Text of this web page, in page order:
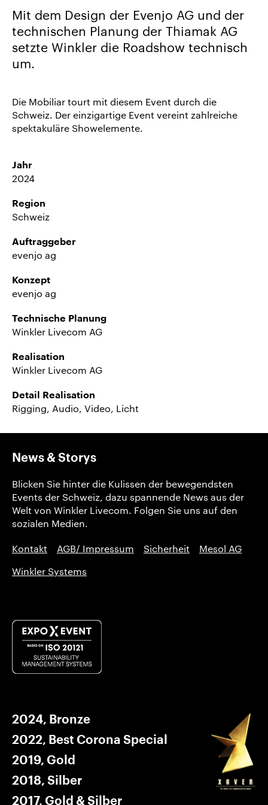
uns
Karriere/Jobs
Referenz-
Index
&
Storys
EN
Mit dem Design der Evenjo AG und der
technischen Planung der Thiamak AG
setzte Winkler die Roadshow technisch
um.
Die Mobiliar tourt mit diesem Event durch die
Schweiz. Der einzigartige Event vereint zahlreiche
spektakuläre Showelemente.
Jahr
2024
Region
Schweiz
Auftraggeber
evenjo ag
Konzept
evenjo ag
Technische Planung
Winkler Livecom AG
Realisation
Winkler Livecom AG
Detail Realisation
Rigging, Audio, Video, Licht
News & Storys
Blicken Sie hinter die Kulissen der bewegendsten
Events der Schweiz, dazu spannende News aus der
Welt von Winkler Livecom. Folgen Sie uns auf den
sozialen Medien.
Kontakt AGB/ Impressum Sicherheit
Mesol AG
Winkler Systems
2024, Bronze
2022, Best Corona Special
2019, Gold
2018, Silber
2017, Gold & Silber